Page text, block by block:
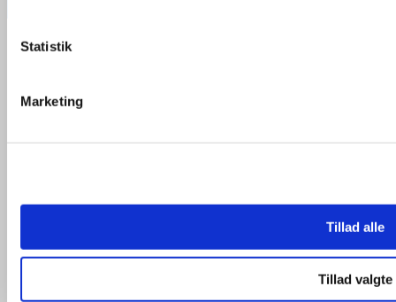
Statistik
Marketing
Tillad alle
Tillad valgte
Products search
Strips til plakater
Lange Strips
Grå Strips
Lilla Strips